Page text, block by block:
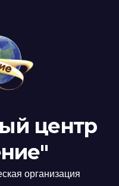
центр
организация